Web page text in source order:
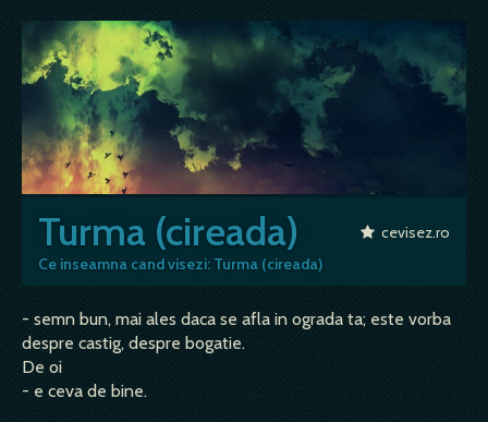
Turma (cireada)
Ce inseamna cand visezi: Turma (cireada)
cevisez.ro
- semn bun, mai ales daca se afla in ograda ta; este vorba
despre castig, despre bogatie.
De oi
- e ceva de bine.